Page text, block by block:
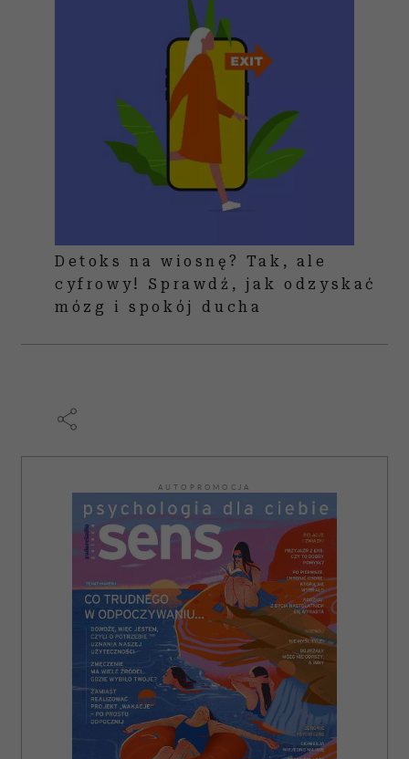
Detoks na wiosnę? Tak, ale
cyfrowy! Sprawdź, jak odzyskać
mózg i spokój ducha
AUTOPROMOCJA